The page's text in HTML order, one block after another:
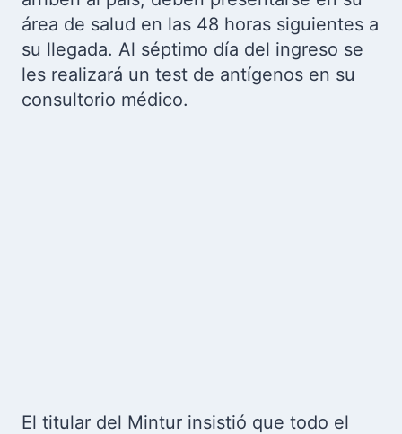
área de salud en las 48 horas siguientes a
su llegada. Al séptimo día del ingreso se
les realizará un test de antígenos en su
consultorio médico.
El titular del Mintur insistió que todo el